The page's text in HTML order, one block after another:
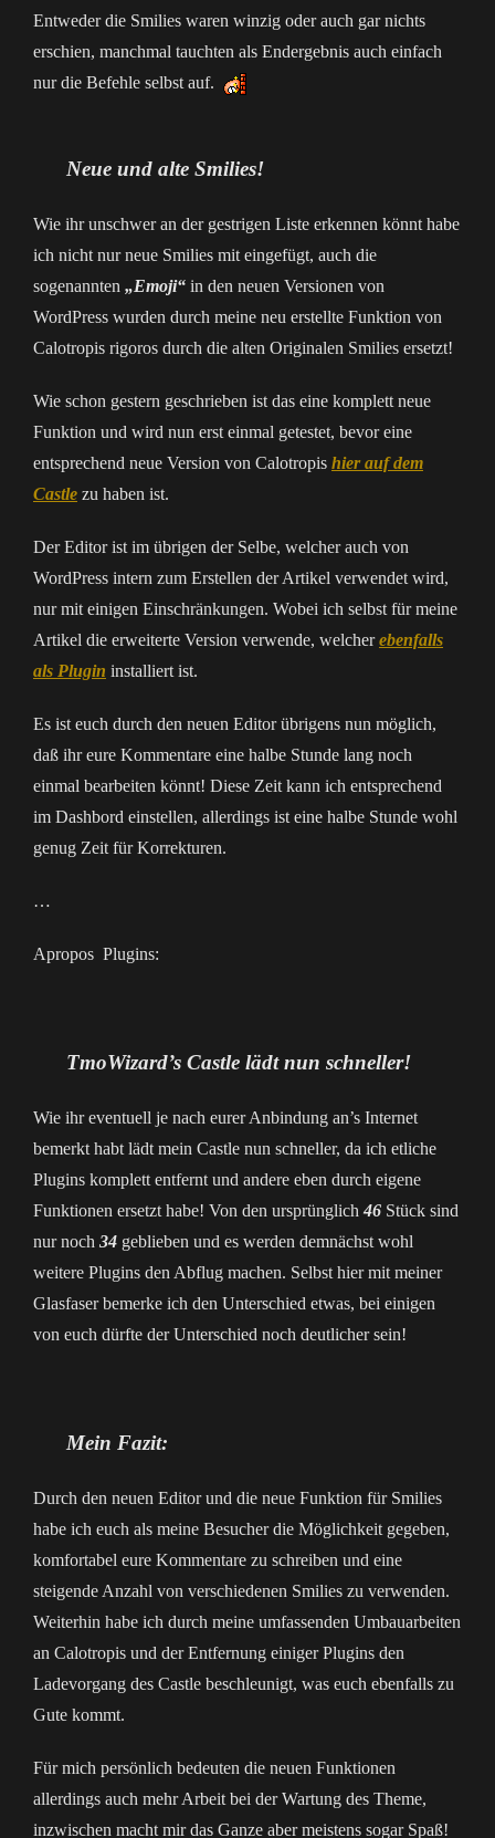
Entweder die Smilies waren winzig oder auch gar nichts
erschien, manchmal tauchten als Endergebnis auch einfach
nur die Befehle selbst auf.
Neue und alte Smilies!
Wie ihr unschwer an der gestrigen Liste erkennen könnt habe
ich nicht nur neue Smilies mit eingefügt, auch die
sogenannten „Emoji“ in den neuen Versionen von
WordPress wurden durch meine neu erstellte Funktion von
Calotropis rigoros durch die alten Originalen Smilies ersetzt!
Wie schon gestern geschrieben ist das eine komplett neue
Funktion und wird nun erst einmal getestet, bevor eine
entsprechend neue Version von Calotropis hier auf dem
Castle zu haben ist.
Der Editor ist im übrigen der Selbe, welcher auch von
WordPress intern zum Erstellen der Artikel verwendet wird,
nur mit einigen Einschränkungen. Wobei ich selbst für meine
Artikel die erweiterte Version verwende, welcherebenfalls
als Plugin installiert ist.
Es ist euch durch den neuen Editor übrigens nun möglich,
daß ihr eure Kommentare eine halbe Stunde lang noch
einmal bearbeiten könnt! Diese Zeit kann ich entsprechend
im Dashbord einstellen, allerdings ist eine halbe Stunde wohl
genug Zeit für Korrekturen.
…
Apropos Plugins:
TmoWizard’s Castle lädt nun schneller!
Wie ihr eventuell je nach eurer Anbindung an’s Internet
bemerkt habt lädt mein Castle nun schneller, da ich etliche
Plugins komplett entfernt und andere eben durch eigene
Funktionen ersetzt habe! Von den ursprünglich 46 Stück sind
nur noch 34 geblieben und es werden demnächst wohl
weitere Plugins den Abflug machen. Selbst hier mit meiner
Glasfaser bemerke ich den Unterschied etwas, bei einigen
von euch dürfte der Unterschied noch deutlicher sein!
Mein Fazit:
Durch den neuen Editor und die neue Funktion für Smilies
habe ich euch als meine Besucher die Möglichkeit gegeben,
komfortabel eure Kommentare zu schreiben und eine
steigende Anzahl von verschiedenen Smilies zu verwenden.
Weiterhin habe ich durch meine umfassenden Umbauarbeiten
an Calotropis und der Entfernung einiger Plugins den
Ladevorgang des Castle beschleunigt, was euch ebenfalls zu
Gute kommt.
Für mich persönlich bedeuten die neuen Funktionen
allerdings auch mehr Arbeit bei der Wartung des Theme,
inzwischen macht mir das Ganze aber meistens sogar Spaß!